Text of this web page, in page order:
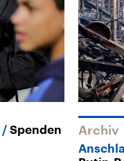
Spenden
Archiv